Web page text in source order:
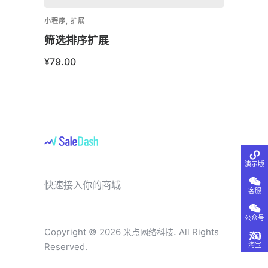
小程序, 扩展
筛选排序扩展
¥79.00
快速接入你的商城
Copyright © 2026 米点网络科技. All Rights
Reserved.
演示版
客服
公众号
淘宝